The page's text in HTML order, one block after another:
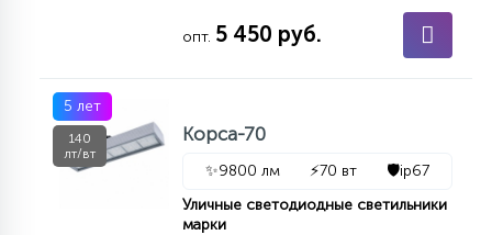
опт. 5 450 руб.
5 лет
140
лт/вт
Корса-70
✨9800 лм ⚡70 вт 🛡️ip67
Уличные светодиодные светильники
марки